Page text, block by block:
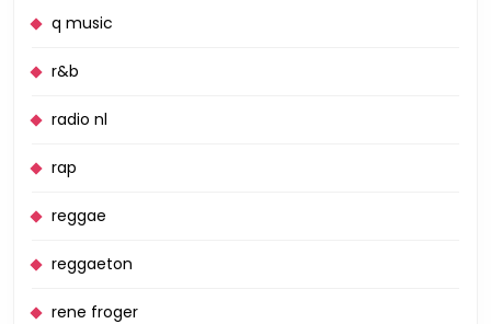
q music
r&b
radio nl
rap
reggae
reggaeton
rene froger